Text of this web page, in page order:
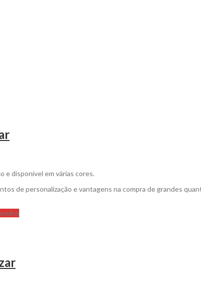
e disponível em várias cores.
de personalização e vantagens na compra de grandes